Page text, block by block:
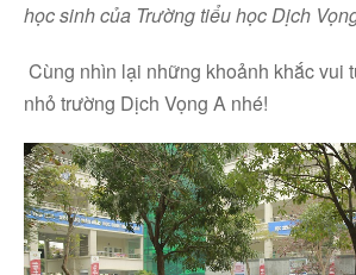
học sinh của Trường tiểu học Dịch
Cùng nhìn lại những khoảnh khắc vui
nhỏ trường Dịch Vọng A nhé!